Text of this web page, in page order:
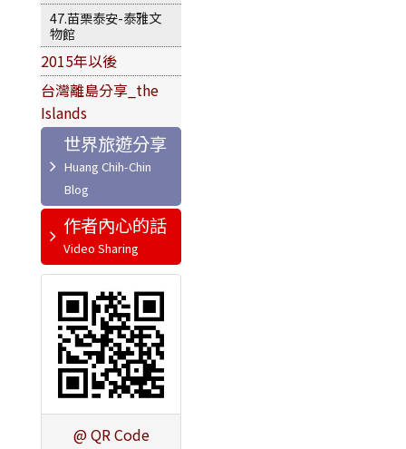
47.苗栗泰安-泰雅文
物館
2015年以後
台灣離島分享_the
Islands
世界旅遊分享
作者內心的話
@ QR Code